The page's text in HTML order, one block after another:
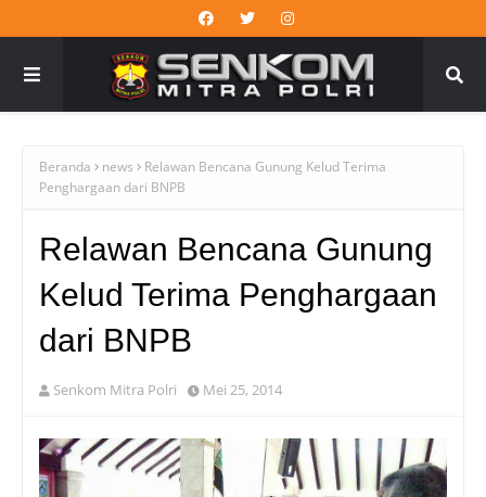
Beranda news
Relawan Bencana Gunung Kelud Terima
Penghargaan dari BNPB
Relawan Bencana Gunung
Kelud Terima Penghargaan
dari BNPB
Senkom Mitra Polri Mei 25, 2014